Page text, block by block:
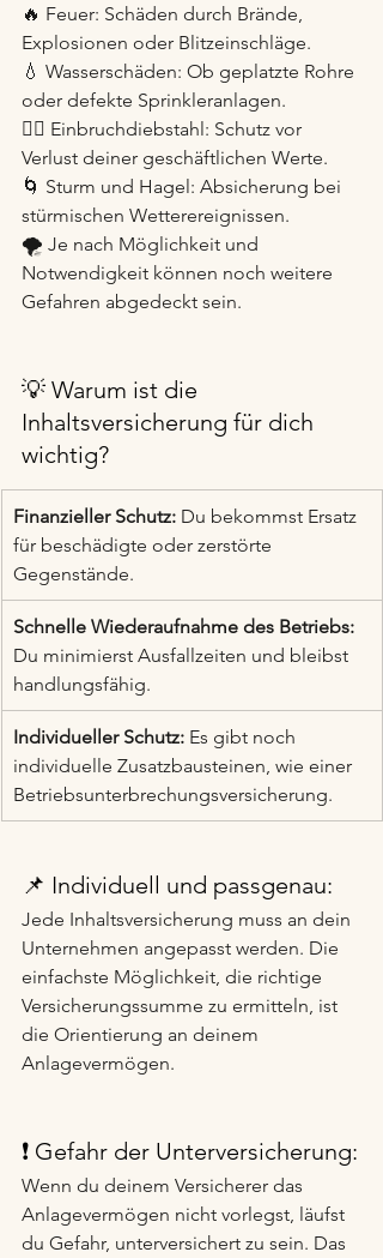
🔥 Feuer: Schäden durch Brände,
Explosionen oder Blitzeinschläge.
💧 Wasserschäden: Ob geplatzte Rohre
oder defekte Sprinkleranlagen.
🕵‍♂️ Einbruchdiebstahl: Schutz vor
Verlust deiner geschäftlichen Werte.
🌀 Sturm und Hagel: Absicherung bei
stürmischen Wetterereignissen.
🌪️ Je nach Möglichkeit und
Notwendigkeit können noch weitere
Gefahren abgedeckt sein.
💡 Warum ist die
Inhaltsversicherung für dich
wichtig?
Finanzieller Schutz: Du bekommst Ersatz
für beschädigte oder zerstörte
Gegenstände.
Schnelle Wiederaufnahme des Betriebs:
Du minimierst Ausfallzeiten und bleibst
handlungsfähig.
Individueller Schutz: Es gibt noch
individuelle Zusatzbausteinen, wie einer
Betriebsunterbrechungsversicherung.
📌 Individuell und passgenau:
Jede Inhaltsversicherung muss an dein
Unternehmen angepasst werden. Die
einfachste Möglichkeit, die richtige
Versicherungssumme zu ermitteln, ist
die Orientierung an deinem
Anlagevermögen.
❗ Gefahr der Unterversicherung:
Wenn du deinem Versicherer das
Anlagevermögen nicht vorlegst, läufst
du Gefahr, unterversichert zu sein. Das